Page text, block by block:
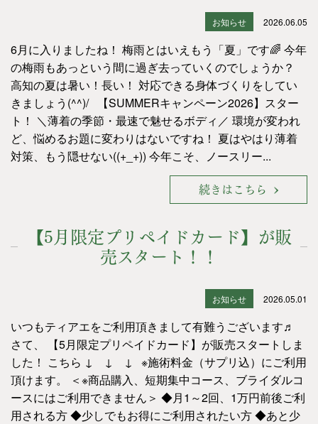
お知らせ 2026.06.05
6月に入りましたね！ 梅雨とはいえもう「夏」です🌈 今年
の梅雨もあっという間に過ぎ去っていくのでしょうか？
高知の夏は暑い！長い！ 対応できる身体づくりをしてい
きましょう(^^)/ 【SUMMERキャンペーン2026】スター
ト！ ＼薄着の季節・最速で魅せるボディ／ 環境が変われ
ど、悩めるお題に変わりはないですね！ 夏はやはり薄着
対策、もう隠せない((+_+)) 今年こそ、ノースリー...
続きはこちら
【5月限定プリペイドカード】が販
売スタート！！
お知らせ 2026.05.01
いつもティアエをご利用頂きまして有難うございます♬
さて、 【5月限定プリペイドカード】が販売スタートしま
した！ こちら ↓ ↓ ↓ ※施術料金（サプリ込）にご利用
頂けます。 ＜※商品購入、短期集中コース、ブライダルコ
ースにはご利用できません＞ ◆月1～2回、1万円前後ご利
用される方 ◆少しでもお得にご利用されたい方 ◆あと少